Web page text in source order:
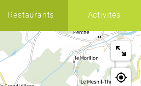
Restaurants Activités